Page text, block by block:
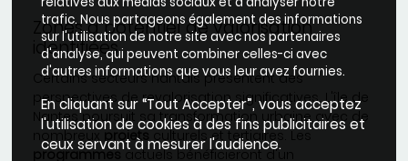
Zones à potentiel de valorisation
identifiées
Certains secteurs nantais présentent des
perspectives de revalorisation significatives. L'île de
Nantes poursuit sa transformation urbaine avec de
nombreuxprojetsculturels et tertiaires. Les
programmesactuels bénéficieront d'un
trafic. Nous partageons également des informations
sur l'utilisation de notre site avec nos partenaires
d'analyse, qui peuvent combiner celles-ci avec
d'autres informations que vous leur avez fournies.
En cliquant sur “Tout Accepter”, vous acceptez
l'utilisation de cookies à des fins publicitaires et
ceux servant à mesurer l'audience.